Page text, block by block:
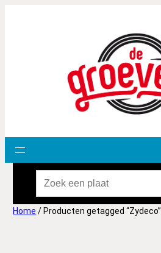
Home / Producten getagged “Zydeco”